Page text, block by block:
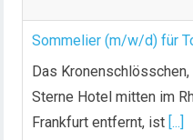
Sommelier (m/w/d) für
Das
Sterne Hotel mitten im
Frankfurt entfernt, ist [...]